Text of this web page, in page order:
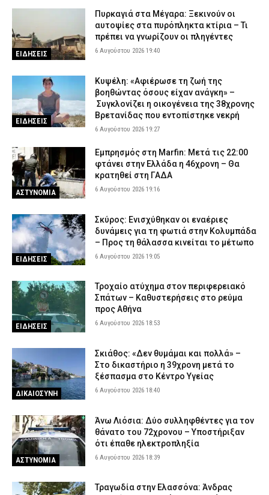
ΕΙΔΗΣΕΙΣ
Πυρκαγιά στα Μέγαρα: Ξεκινούν οι
αυτοψίες στα πυρόπληκτα κτίρια – Τι
πρέπει να γνωρίζουν οι πληγέντες
6 Αυγούστου 2026 19:40
ΕΙΔΗΣΕΙΣ
Κυψέλη: «Αφιέρωσε τη ζωή της
βοηθώντας όσους είχαν ανάγκη» –
Συγκλονίζει η οικογένεια της 38χρονης
Βρετανίδας που εντοπίστηκε νεκρή
6 Αυγούστου 2026 19:27
ΑΣΤΥΝΟΜΙΑ
Εμπρησμός στη Marfin: Μετά τις 22:00
φτάνει στην Ελλάδα η 46χρονη – Θα
κρατηθεί στη ΓΑΔΑ
6 Αυγούστου 2026 19:16
ΕΙΔΗΣΕΙΣ
Σκύρος: Ενισχύθηκαν οι εναέριες
δυνάμεις για τη φωτιά στην Κολυμπάδα
– Προς τη θάλασσα κινείται το μέτωπο
6 Αυγούστου 2026 19:05
ΕΙΔΗΣΕΙΣ
Τροχαίο ατύχημα στον περιφερειακό
Σπάτων – Καθυστερήσεις στο ρεύμα
προς Αθήνα
6 Αυγούστου 2026 18:53
ΔΙΚΑΙΟΣΥΝΗ
Σκιάθος: «Δεν θυμάμαι και πολλά» –
Στο δικαστήριο η 39χρονη μετά το
ξέσπασμα στο Κέντρο Υγείας
6 Αυγούστου 2026 18:40
ΑΣΤΥΝΟΜΙΑ
Άνω Λιόσια: Δύο συλληφθέντες για τον
θάνατο του 72χρονου – Υποστήριξαν
ότι έπαθε ηλεκτροπληξία
6 Αυγούστου 2026 18:39
Τραγωδία στην Ελασσόνα: Άνδρας